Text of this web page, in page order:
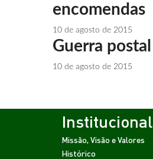
encomendas
10 de agosto de 2015
Guerra postal
10 de agosto de 2015
Institucional
Missão, Visão e Valores
Histórico